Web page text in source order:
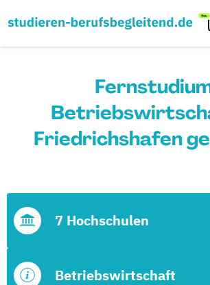
Friedrichshafen
Betriebswirtschaft
7 Hochschulen